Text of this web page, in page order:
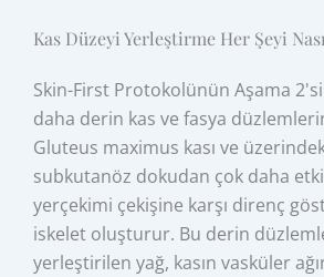
Kas Düzeyi Yerleştirme Her Şeyi
Skin-First Protokolünün Aşama
daha derin kas ve fasya
Gluteus maximus kası ve
subkutanöz dokudan çok daha
yerçekimi çekişine karşı direnç
iskelet oluşturur. Bu derin
yerleştirilen yağ, kasın vasküler